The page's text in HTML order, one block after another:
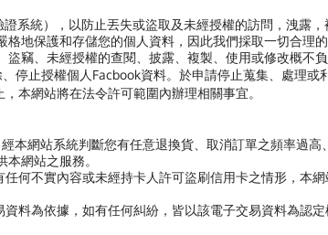
系統），以防止丟失或盜取及未經授權的訪問，洩露
地保護和存儲您的個人資料，因此我們採取一切合理
竊、未經授權的查閱、披露、複製、使用或修改概不負
停止授權個人Facbook資料。於申請停止蒐集、處理或
本網站將在法令許可範圍內辦理相關事宜。
本網站系統判斷您有任意退換貨、取消訂單之頻率過
網站之服務。
何不實內容或未經持卡人許可盜刷信用卡之情形，本
料為依據，如有任何糾紛，皆以該電子交易資料為認